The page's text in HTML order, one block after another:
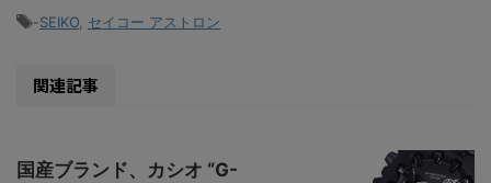
-SEIKO セイコー アストロン
関連記事
国産ブランド、カシオ “G-